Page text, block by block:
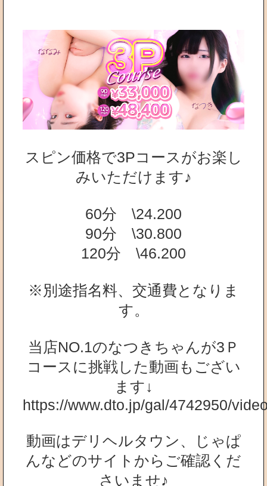
スピン価格で3Pコースがお楽し
みいただけます♪
60分 \24.200
90分 \30.800
120分 \46.200
※別途指名料、交通費となりま
す。
当店NO.1のなつきちゃんが3Ｐ
コースに挑戦した動画もござい
ます↓
https://www.dto.jp/gal/4742950/
動画はデリヘルタウン、じゃぱ
んなどのサイトからご確認くだ
さいませ♪